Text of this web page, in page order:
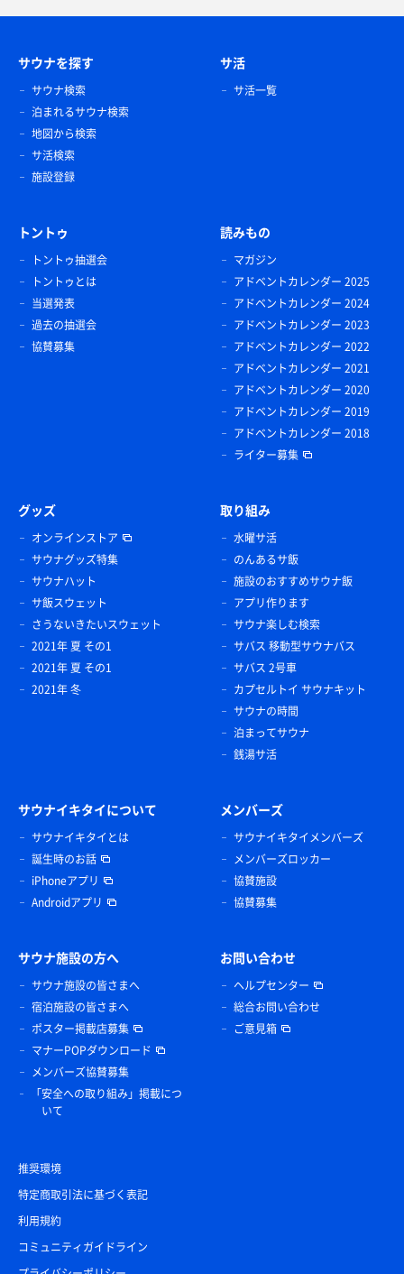
サウナを探す
サウナ検索
泊まれるサウナ検索
地図から検索
サ活検索
施設登録
サ活
サ活一覧
トントゥ
トントゥ抽選会
トントゥとは
当選発表
過去の抽選会
協賛募集
読みもの
マガジン
アドベントカレンダー 2025
アドベントカレンダー 2024
アドベントカレンダー 2023
アドベントカレンダー 2022
アドベントカレンダー 2021
アドベントカレンダー 2020
アドベントカレンダー 2019
アドベントカレンダー 2018
ライター募集
グッズ
オンラインストア
サウナグッズ特集
サウナハット
サ飯スウェット
さうないきたいスウェット
2021年 夏 その1
2021年 夏 その1
2021年 冬
取り組み
水曜サ活
のんあるサ飯
施設のおすすめサウナ飯
アプリ作ります
サウナ楽しむ検索
サバス 移動型サウナバス
サバス 2号車
カプセルトイ サウナキット
サウナの時間
泊まってサウナ
銭湯サ活
サウナイキタイについて
サウナイキタイとは
誕生時のお話
iPhoneアプリ
Androidアプリ
メンバーズ
サウナイキタイメンバーズ
メンバーズロッカー
協賛施設
協賛募集
サウナ施設の方へ
サウナ施設の皆さまへ
宿泊施設の皆さまへ
ポスター掲載店募集
マナーPOPダウンロード
メンバーズ協賛募集
「安全への取り組み」掲載につ
いて
お問い合わせ
ヘルプセンター
総合お問い合わせ
ご意見箱
推奨環境
特定商取引法に基づく表記
利用規約
コミュニティガイドライン